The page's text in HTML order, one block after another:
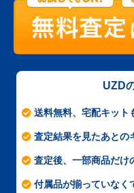
UZD
送料無料、宅配キット
査定結果を見たあとの
査定後、一部商品だけ
付属品が揃っていなく